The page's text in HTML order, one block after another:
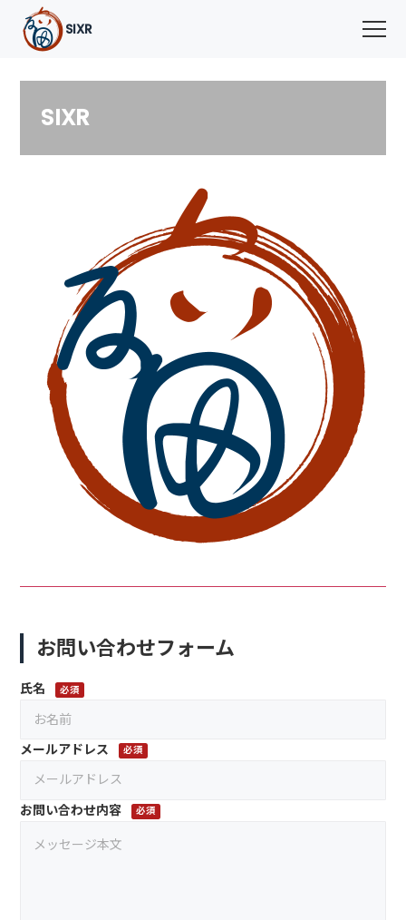
SIXR
SIXR
お問い合わせフォーム
氏名 必須
メールアドレス 必須
お問い合わせ内容 必須